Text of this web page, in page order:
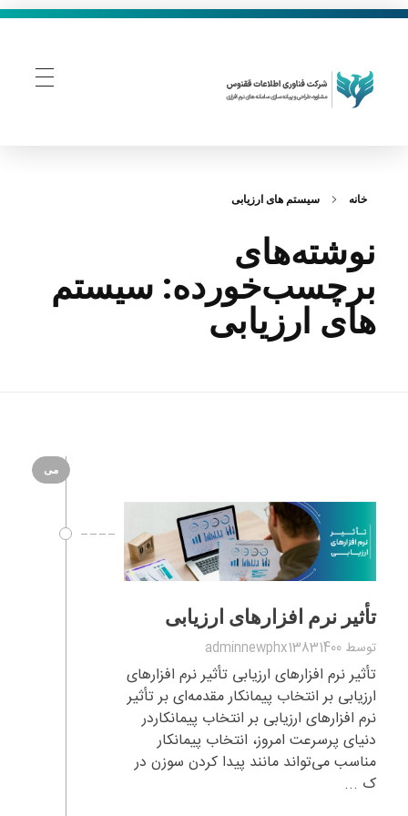
خانه سیستم های ارزیابی
نوشته‌های
برچسب‌خورده: سیستم
های ارزیابی
می
تأثیر نرم‌ افزارهای ارزیابی
توسط adminnewphx13831400
تأثیر نرم‌ افزارهای ارزیابی تأثیر نرم‌ افزارهای
ارزیابی بر انتخاب پیمانکار مقدمه‌ای بر تأثیر
نرم‌ افزارهای ارزیابی بر انتخاب پیمانکاردر
دنیای پرسرعت امروز، انتخاب پیمانکار
مناسب می‌تواند مانند پیدا کردن سوزن در
ک ...